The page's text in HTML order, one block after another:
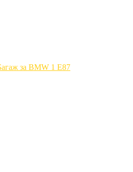
за BMW 1 E87